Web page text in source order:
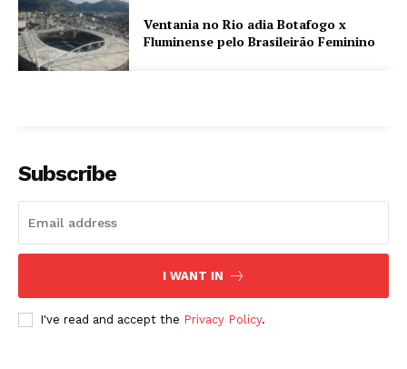
Ventania no Rio adia Botafogo x
Fluminense pelo Brasileirão Feminino
Subscribe
I WANT IN
I've read and accept the Privacy Policy.